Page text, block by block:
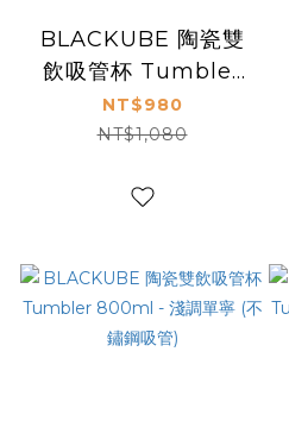
BLACKUBE 陶瓷雙
飲吸管杯 Tumbler
800ml - 豆乳白
(Tritan吸管)
NT$980
NT$1,080